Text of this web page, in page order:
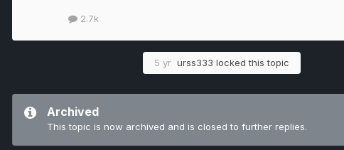
2.7k
5 yr urss333 locked this topic
Archived
This topic is now archived and is closed to further replies.